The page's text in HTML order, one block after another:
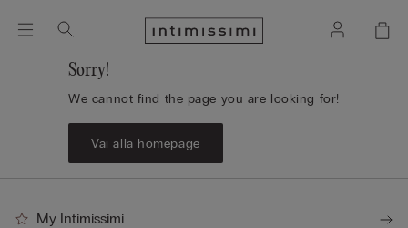
Sorry!
We cannot find the page you are looking for!
Vai alla homepage
My Intimissimi